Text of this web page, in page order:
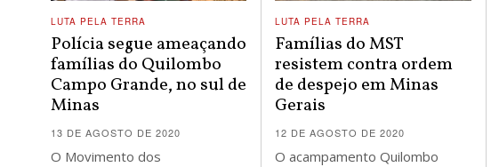
LUTA PELA TERRA
Polícia segue ameaçando
famílias do Quilombo
Campo Grande, no sul de
Minas
13 DE AGOSTO DE 2020
O Movimento dos
LUTA PELA TERRA
Famílias do MST
resistem contra ordem
de despejo em Minas
Gerais
12 DE AGOSTO DE 2020
O acampamento Quilombo